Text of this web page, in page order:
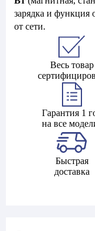
зарядка и функция
от сети.
Весь товар
Гарантия 1
на все
Быстрая
доставка